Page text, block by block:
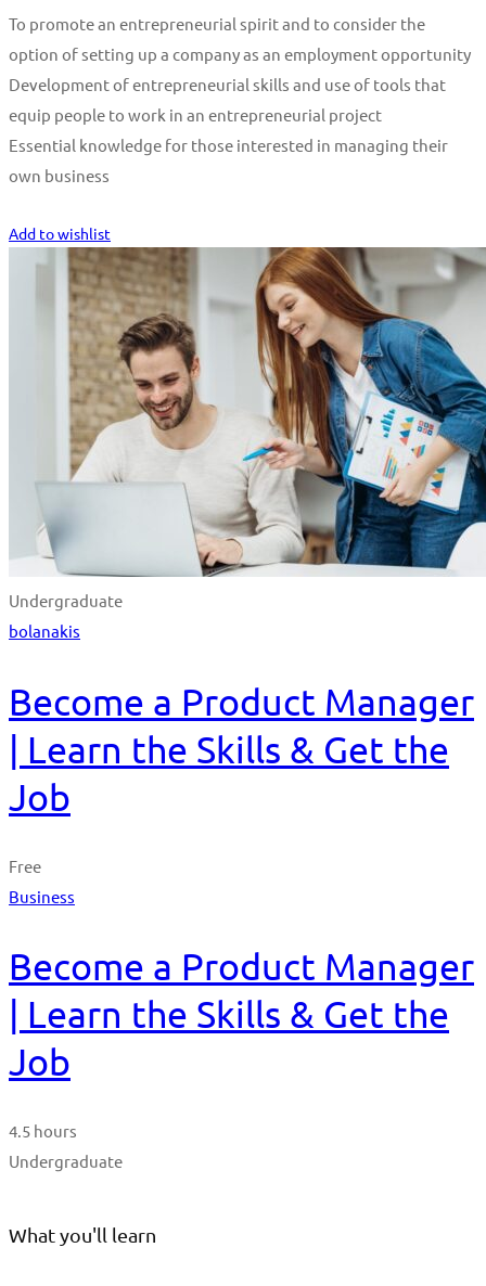
To promote an entrepreneurial spirit and to consider the
option of setting up a company as an employment opportunity
Development of entrepreneurial skills and use of tools that
equip people to work in an entrepreneurial project
Essential knowledge for those interested in managing their
own business
Add to wishlist
Undergraduate
bolanakis
Become a Product Manager
| Learn the Skills & Get the
Job
Free
Business
Become a Product Manager
| Learn the Skills & Get the
Job
4.5 hours
Undergraduate
What you'll learn